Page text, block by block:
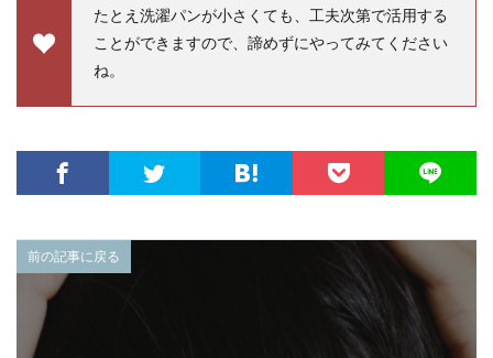
たとえ洗濯パンが小さくても、工夫次第で活用する
ことができますので、諦めずにやってみてください
ね。
前の記事に戻る